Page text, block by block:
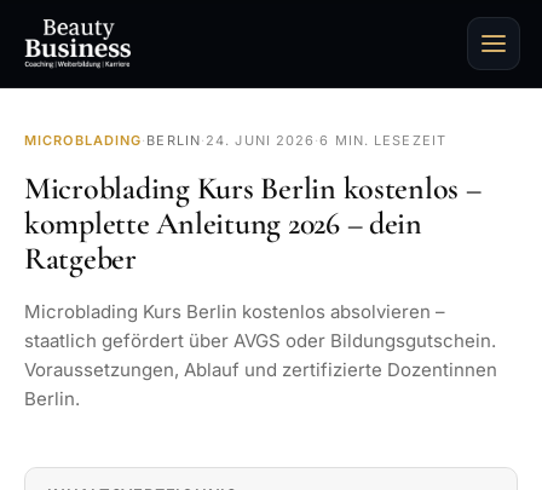
MICROBLADING· BERLIN· 24. JUNI 2026 ·6 MIN. LESEZEIT
Microblading Kurs Berlin kostenlos –
komplette Anleitung 2026 – dein
Ratgeber
Microblading Kurs Berlin kostenlos absolvieren –
staatlich gefördert über AVGS oder Bildungsgutschein.
Voraussetzungen, Ablauf und zertifizierte Dozentinnen
Berlin.